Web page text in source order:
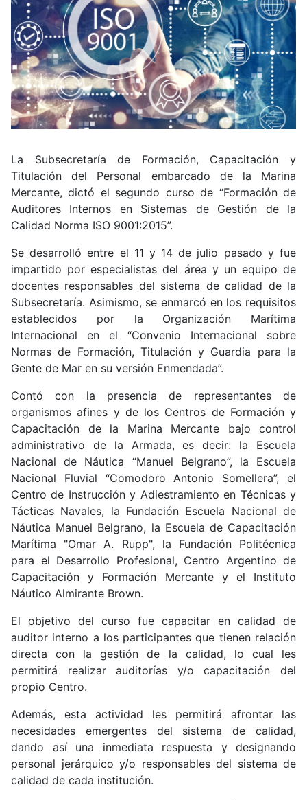
La Subsecretaría de Formación, Capacitación y
Titulación del Personal embarcado de la Marina
Mercante, dictó el segundo curso de “Formación de
Auditores Internos en Sistemas de Gestión de la
Calidad Norma ISO 9001:2015”.
Se desarrolló entre el 11 y 14 de julio pasado y fue
impartido por especialistas del área y un equipo de
docentes responsables del sistema de calidad de la
Subsecretaría. Asimismo, se enmarcó en los requisitos
establecidos por la Organización Marítima
Internacional en el “Convenio Internacional sobre
Normas de Formación, Titulación y Guardia para la
Gente de Mar en su versión Enmendada”.
Contó con la presencia de representantes de
organismos afines y de los Centros de Formación y
Capacitación de la Marina Mercante bajo control
administrativo de la Armada, es decir: la Escuela
Nacional de Náutica “Manuel Belgrano”, la Escuela
Nacional Fluvial “Comodoro Antonio Somellera”, el
Centro de Instrucción y Adiestramiento en Técnicas y
Tácticas Navales, la Fundación Escuela Nacional de
Náutica Manuel Belgrano, la Escuela de Capacitación
Marítima "Omar A. Rupp", la Fundación Politécnica
para el Desarrollo Profesional, Centro Argentino de
Capacitación y Formación Mercante y el Instituto
Náutico Almirante Brown.
El objetivo del curso fue capacitar en calidad de
auditor interno a los participantes que tienen relación
directa con la gestión de la calidad, lo cual les
permitirá realizar auditorías y/o capacitación del
propio Centro.
Además, esta actividad les permitirá afrontar las
necesidades emergentes del sistema de calidad,
dando así una inmediata respuesta y designando
personal jerárquico y/o responsables del sistema de
calidad de cada institución.